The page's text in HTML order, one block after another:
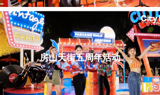
房山天街五周年活动